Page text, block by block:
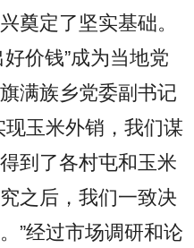
奠定了坚实基础。
价钱”成为当地党
满族乡党委副书记
现玉米外销，我们谋
到了各村屯和玉米
之后，我们一致决
”经过市场调研和论